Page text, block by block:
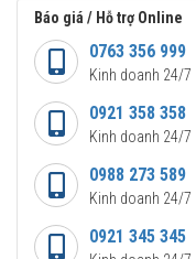
Báo giá / Hỗ trợ Online
0763 356 999
Kinh doanh 24/7
0921 358 358
Kinh doanh 24/7
0988 273 589
Kinh doanh 24/7
0921 345 345